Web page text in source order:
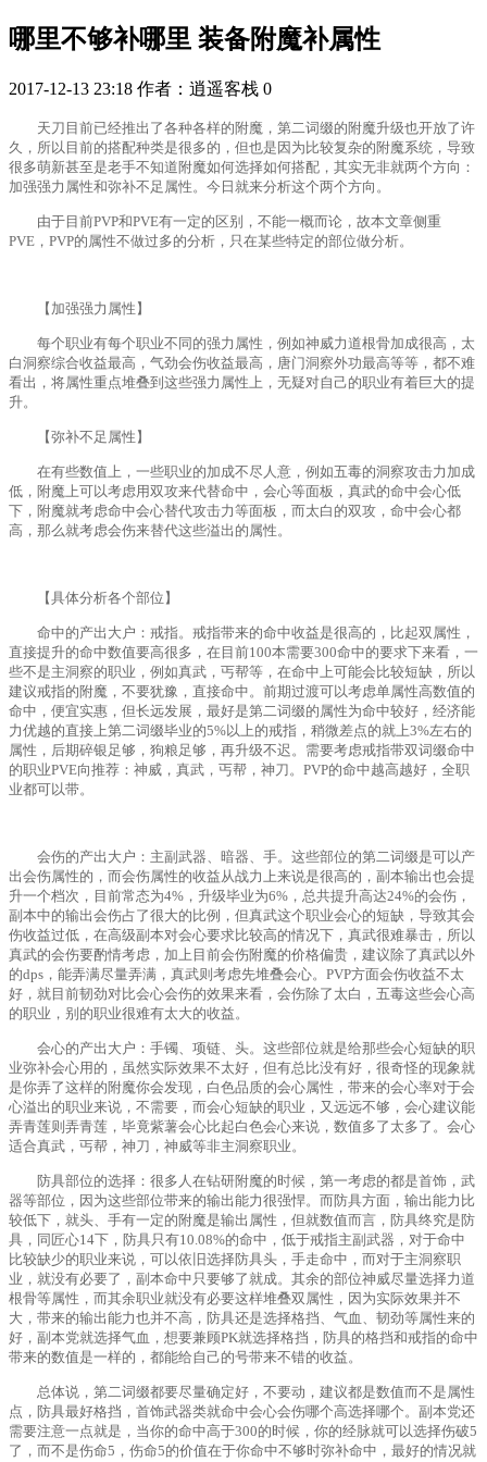
哪里不够补哪里 装备附魔补属性
2017-12-13 23:18 作者：逍遥客栈 0
天刀目前已经推出了各种各样的附魔，第二词缀的附魔升级也开放了许
久，所以目前的搭配种类是很多的，但也是因为比较复杂的附魔系统，导致
很多萌新甚至是老手不知道附魔如何选择如何搭配，其实无非就两个方向：
加强强力属性和弥补不足属性。今日就来分析这个两个方向。
由于目前PVP和PVE有一定的区别，不能一概而论，故本文章侧重
PVE，PVP的属性不做过多的分析，只在某些特定的部位做分析。
【加强强力属性】
每个职业有每个职业不同的强力属性，例如神威力道根骨加成很高，太
白洞察综合收益最高，气劲会伤收益最高，唐门洞察外功最高等等，都不难
看出，将属性重点堆叠到这些强力属性上，无疑对自己的职业有着巨大的提
升。
【弥补不足属性】
在有些数值上，一些职业的加成不尽人意，例如五毒的洞察攻击力加成
低，附魔上可以考虑用双攻来代替命中，会心等面板，真武的命中会心低
下，附魔就考虑命中会心替代攻击力等面板，而太白的双攻，命中会心都
高，那么就考虑会伤来替代这些溢出的属性。
【具体分析各个部位】
命中的产出大户：戒指。戒指带来的命中收益是很高的，比起双属性，
直接提升的命中数值要高很多，在目前100本需要300命中的要求下来看，一
些不是主洞察的职业，例如真武，丐帮等，在命中上可能会比较短缺，所以
建议戒指的附魔，不要犹豫，直接命中。前期过渡可以考虑单属性高数值的
命中，便宜实惠，但长远发展，最好是第二词缀的属性为命中较好，经济能
力优越的直接上第二词缀毕业的5%以上的戒指，稍微差点的就上3%左右的
属性，后期碎银足够，狗粮足够，再升级不迟。需要考虑戒指带双词缀命中
的职业PVE向推荐：神威，真武，丐帮，神刀。PVP的命中越高越好，全职
业都可以带。
会伤的产出大户：主副武器、暗器、手。这些部位的第二词缀是可以产
出会伤属性的，而会伤属性的收益从战力上来说是很高的，副本输出也会提
升一个档次，目前常态为4%，升级毕业为6%，总共提升高达24%的会伤，
副本中的输出会伤占了很大的比例，但真武这个职业会心的短缺，导致其会
伤收益过低，在高级副本对会心要求比较高的情况下，真武很难暴击，所以
真武的会伤要酌情考虑，加上目前会伤附魔的价格偏贵，建议除了真武以外
的dps，能弄满尽量弄满，真武则考虑先堆叠会心。PVP方面会伤收益不太
好，就目前韧劲对比会心会伤的效果来看，会伤除了太白，五毒这些会心高
的职业，别的职业很难有太大的收益。
会心的产出大户：手镯、项链、头。这些部位就是给那些会心短缺的职
业弥补会心用的，虽然实际效果不太好，但有总比没有好，很奇怪的现象就
是你弄了这样的附魔你会发现，白色品质的会心属性，带来的会心率对于会
心溢出的职业来说，不需要，而会心短缺的职业，又远远不够，会心建议能
弄青莲则弄青莲，毕竟紫薯会心比起白色会心来说，数值多了太多了。会心
适合真武，丐帮，神刀，神威等非主洞察职业。
防具部位的选择：很多人在钻研附魔的时候，第一考虑的都是首饰，武
器等部位，因为这些部位带来的输出能力很强悍。而防具方面，输出能力比
较低下，就头、手有一定的附魔是输出属性，但就数值而言，防具终究是防
具，同匠心14下，防具只有10.08%的命中，低于戒指主副武器，对于命中
比较缺少的职业来说，可以依旧选择防具头，手走命中，而对于主洞察职
业，就没有必要了，副本命中只要够了就成。其余的部位神威尽量选择力道
根骨等属性，而其余职业就没有必要这样堆叠双属性，因为实际效果并不
大，带来的输出能力也并不高，防具还是选择格挡、气血、韧劲等属性来的
好，副本党就选择气血，想要兼顾PK就选择格挡，防具的格挡和戒指的命中
带来的数值是一样的，都能给自己的号带来不错的收益。
总体说，第二词缀都要尽量确定好，不要动，建议都是数值而不是属性
点，防具最好格挡，首饰武器类就命中会心会伤哪个高选择哪个。副本党还
需要注意一点就是，当你的命中高于300的时候，你的经脉就可以选择伤破5
了，而不是伤命5，伤命5的价值在于你命中不够时弥补命中，最好的情况就